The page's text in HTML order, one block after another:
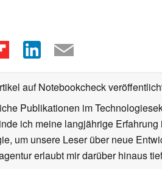
auf Notebookcheck
Publikationen im
ich meine langjährige
um unsere Leser über neue
erlaubt mir darüber hinaus